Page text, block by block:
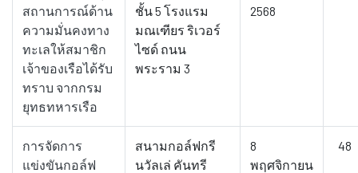
สถานการณ์ด้าน
ความมั่นคงทาง
ทะเลให้สมาชิก
เจ้าของเรือได้รับ
ทราบ จากกรม
ยุทธทหารเรือ
ชั้น 5 โรงแรม
มณเฑียร ริเวอร์
ไซด์ ถนน
พระราม 3
2568
การจัดการ
แข่งขันกอล์ฟ
สนามกอล์ฟกรี
นวัลเล่ คันทรี
8
พฤศจิกายน
48